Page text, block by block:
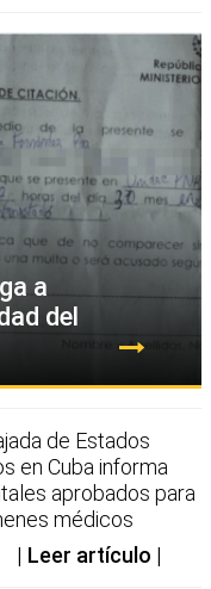
a
del
de Estados
en Cuba informa
aprobados para
médicos
Leer artículo